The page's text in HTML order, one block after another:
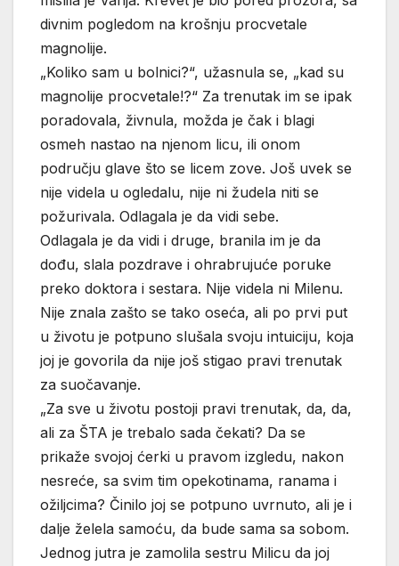
divnim pogledom na krošnju procvetale
magnolije.
„Koliko sam u bolnici?“, užasnula se, „kad su
magnolije procvetale!?“ Za trenutak im se ipak
poradovala, živnula, možda je čak i blagi
osmeh nastao na njenom licu, ili onom
području glave što se licem zove. Još uvek se
nije videla u ogledalu, nije ni žudela niti se
požurivala. Odlagala je da vidi sebe.
Odlagala je da vidi i druge, branila im je da
dođu, slala pozdrave i ohrabrujuće poruke
preko doktora i sestara. Nije videla ni Milenu.
Nije znala zašto se tako oseća, ali po prvi put
u životu je potpuno slušala svoju intuiciju, koja
joj je govorila da nije još stigao pravi trenutak
za suočavanje.
„Za sve u životu postoji pravi trenutak, da, da,
ali za ŠTA je trebalo sada čekati? Da se
prikaže svojoj ćerki u pravom izgledu, nakon
nesreće, sa svim tim opekotinama, ranama i
ožiljcima? Činilo joj se potpuno uvrnuto, ali je i
dalje želela samoću, da bude sama sa sobom.
Jednog jutra je zamolila sestru Milicu da joj